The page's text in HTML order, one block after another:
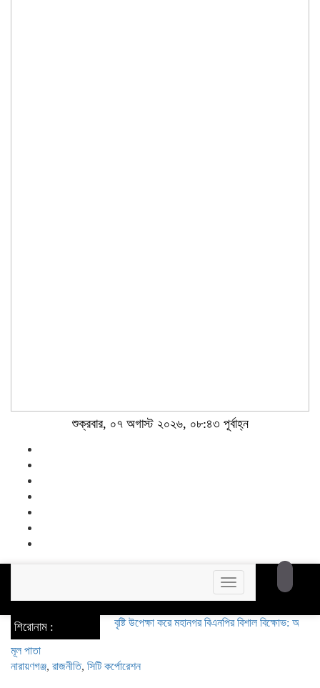
শুক্রবার, ০৭ অগাস্ট ২০২৬, ০৮:৪৩ পূর্বাহ্ন
Toggle
navigation
শিরোনাম : বৃষ্টি উপেক্ষা করে মহানগর বিএনপির বিশাল বিক্ষোভ:
মূল পাতা
নারায়ণগঞ্জ, রাজনীতি, সিটি কর্পোরেশন